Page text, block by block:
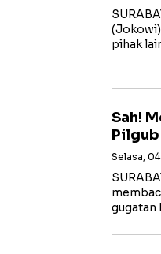
(Jokowi)
pihak
Sah!
Selasa,
gugatan